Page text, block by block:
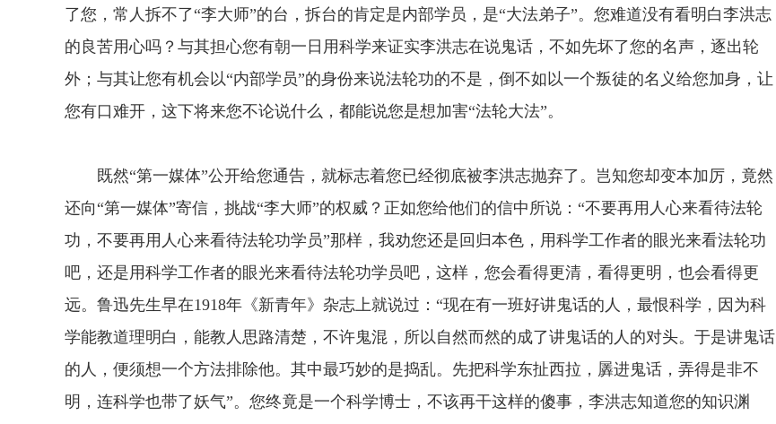
了您，常人拆不了“李大师”的台，拆台的肯定是内部学员，是“大法弟子”。您难道没有看明白李洪志
的良苦用心吗？与其担心您有朝一日用科学来证实李洪志在说鬼话，不如先坏了您的名声，逐出轮
外；与其让您有机会以“内部学员”的身份来说法轮功的不是，倒不如以一个叛徒的名义给您加身，让
您有口难开，这下将来您不论说什么，都能说您是想加害“法轮大法”。
既然“第一媒体”公开给您通告，就标志着您已经彻底被李洪志抛弃了。岂知您却变本加厉，竟然
还向“第一媒体”寄信，挑战“李大师”的权威？正如您给他们的信中所说：“不要再用人心来看待法轮
功，不要再用人心来看待法轮功学员”那样，我劝您还是回归本色，用科学工作者的眼光来看法轮功
吧，还是用科学工作者的眼光来看待法轮功学员吧，这样，您会看得更清，看得更明，也会看得更
远。鲁迅先生早在1918年《新青年》杂志上就说过：“现在有一班好讲鬼话的人，最恨科学，因为科
学能教道理明白，能教人思路清楚，不许鬼混，所以自然而然的成了讲鬼话的人的对头。于是讲鬼话
的人，便须想一个方法排除他。其中最巧妙的是捣乱。先把科学东扯西拉，羼进鬼话，弄得是非不
明，连科学也带了妖气”。您终竟是一个科学博士，不该再干这样的傻事，李洪志知道您的知识渊